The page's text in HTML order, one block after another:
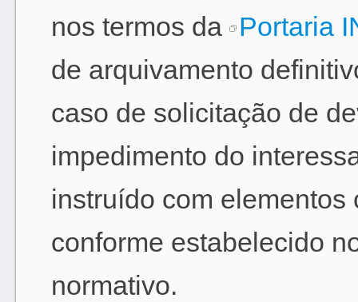
nos termos da
Portaria
de arquivamento
caso de solicitação de
impedimento do
instruído com
conforme estabelecido
normativo.